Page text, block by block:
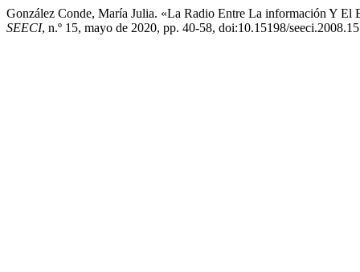
González Conde, María Julia. «La Radio Entre La información Y El
SEECI, n.º 15, mayo de 2020, pp. 40-58, doi:10.15198/